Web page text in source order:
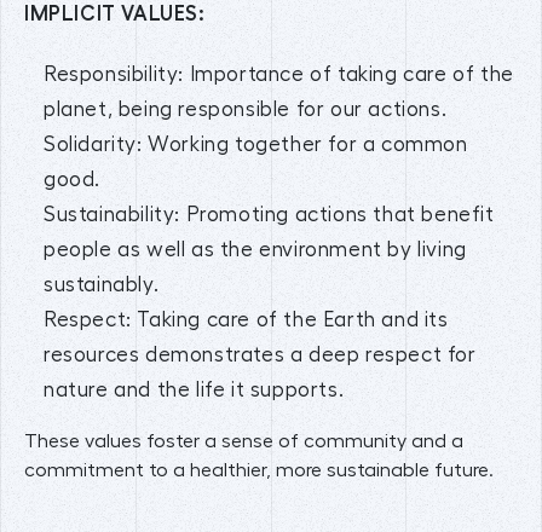
IMPLICIT VALUES:
Responsibility: Importance of taking care of the
planet, being responsible for our actions.
Solidarity: Working together for a common
good.
Sustainability: Promoting actions that benefit
people as well as the environment by living
sustainably.
Respect: Taking care of the Earth and its
resources demonstrates a deep respect for
nature and the life it supports.
These values foster a sense of community and a
commitment to a healthier, more sustainable future.